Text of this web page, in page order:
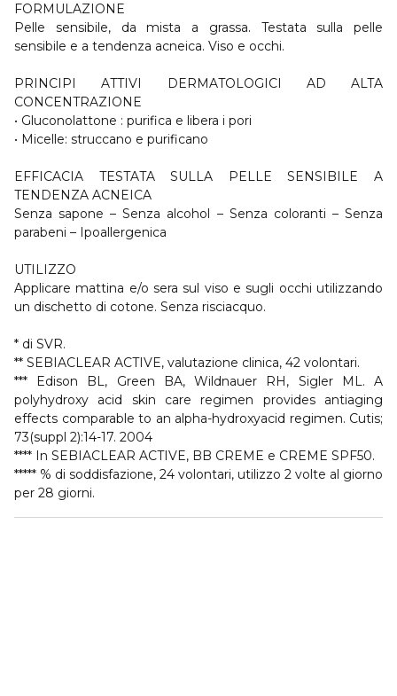
FORMULAZIONE
Pelle sensibile, da mista a grassa. Testata sulla pelle
sensibile e a tendenza acneica. Viso e occhi.
PRINCIPI ATTIVI DERMATOLOGICI AD ALTA
CONCENTRAZIONE
• Gluconolattone : purifica e libera i pori
• Micelle: struccano e purificano
EFFICACIA TESTATA SULLA PELLE SENSIBILE A
TENDENZA ACNEICA
Senza sapone – Senza alcohol – Senza coloranti – Senza
parabeni – Ipoallergenica
UTILIZZO
Applicare mattina e/o sera sul viso e sugli occhi utilizzando
un dischetto di cotone. Senza risciacquo.
* di SVR.
** SEBIACLEAR ACTIVE, valutazione clinica, 42 volontari.
*** Edison BL, Green BA, Wildnauer RH, Sigler ML. A
polyhydroxy acid skin care regimen provides antiaging
effects comparable to an alpha-hydroxyacid regimen. Cutis;
73(suppl 2):14-17. 2004
**** In SEBIACLEAR ACTIVE, BB CREME e CREME SPF50.
***** % di soddisfazione, 24 volontari, utilizzo 2 volte al giorno
per 28 giorni.